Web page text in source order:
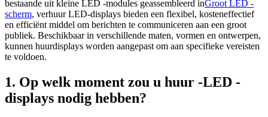
bestaande uit kleine LED -modules geassembleerd inGroot LED -
scherm, verhuur LED-displays bieden een flexibel, kosteneffectief
en efficiënt middel om berichten te communiceren aan een groot
publiek. Beschikbaar in verschillende maten, vormen en ontwerpen,
kunnen huurdisplays worden aangepast om aan specifieke vereisten
te voldoen.
1. Op welk moment zou u huur -LED -
displays nodig hebben?